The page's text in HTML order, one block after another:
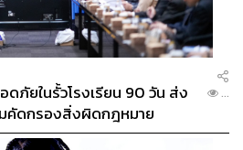
ช้ยา) ซึ่งวิธีที่ง่ายที่สุดและไม่เสีย
ด ก็คือการทำสมาธิภาวนานั่น
งก็คือการทำให้ความคิดและ
อง การทำให้ความคิดสงบ ก็คือ
มาควบคุม ส่วนการทำให้ร่างกาย
ดภัยในรั้วโรงเรียน 90 วัน ส่ง
คัดกรองสิ่งผิดกฎหมาย
...